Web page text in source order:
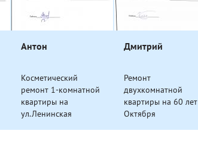
Антон
Косметический
ремонт 1-комнатной
квартиры на
ул.Ленинская
Дмитрий
Ремонт
двухкомнатной
квартиры на 60 лет
Октября